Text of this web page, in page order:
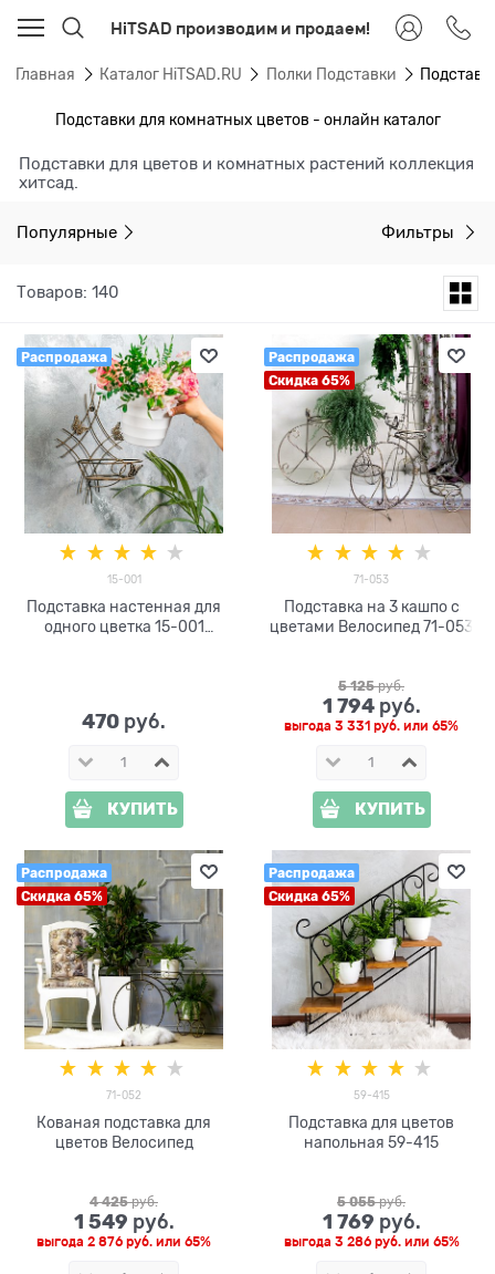
HiTSAD производим и продаем!
Главная Каталог HiTSAD.RU Полки Подставки
Подставки для комнатных цветов - онлайн каталог
Подставки для цветов и комнатных растений коллекция
хитсад.
Популярные Фильтры
Товаров: 140
Распродажа
15-001
Подставка настенная для
одного цветка 15-001
470 руб.
КУПИТЬ
Распродажа
Скидка 65%
71-053
Подставка на 3 кашпо с
цветами Велосипед 71-053
5 125 руб.
1 794 руб.
выгода 3 331 руб. или 65%
КУПИТЬ
Распродажа
Скидка 65%
71-052
Кованая подставка для
цветов Велосипед
4 425 руб.
1 549 руб.
выгода 2 876 руб. или 65%
Распродажа
Скидка 65%
59-415
Подставка для цветов
напольная 59-415
5 055 руб.
1 769 руб.
выгода 3 286 руб.или 65%